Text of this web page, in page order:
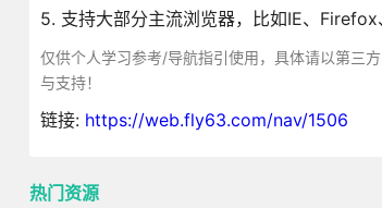
5. 支持大部分主流浏览器，比如IE、
仅供个人学习参考/导航指引使用，具体请以第三
与支持！
链接: https://web.fly63.com/nav/1506
热门资源